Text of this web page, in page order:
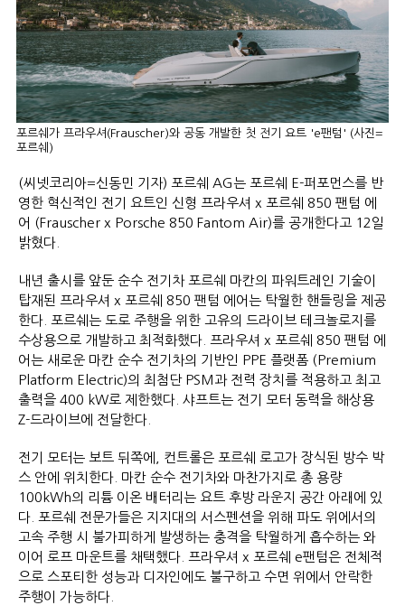
포르쉐가 프라우셔(Frauscher)와 공동 개발한 첫 전기 요트 'e팬텀' (사진=
포르쉐)
(씨넷코리아=신동민 기자) 포르쉐 AG는 포르쉐 E-퍼포먼스를 반
영한 혁신적인 전기 요트인 신형 프라우셔 x 포르쉐 850 팬텀 에
어 (Frauscher x Porsche 850 Fantom Air)를 공개한다고 12일
밝혔다.
내년 출시를 앞둔 순수 전기차 포르쉐 마칸의 파워트레인 기술이
탑재된 프라우셔 x 포르쉐 850 팬텀 에어는 탁월한 핸들링을 제공
한다. 포르쉐는 도로 주행을 위한 고유의 드라이브 테크놀로지를
수상용으로 개발하고 최적화했다. 프라우셔 x 포르쉐 850 팬텀 에
어는 새로운 마칸 순수 전기차의 기반인 PPE 플랫폼 (Premium
Platform Electric)의 최첨단 PSM과 전력 장치를 적용하고 최고
출력을 400 kW로 제한했다. 샤프트는 전기 모터 동력을 해상용
Z-드라이브에 전달한다.
전기 모터는 보트 뒤쪽에, 컨트롤은 포르쉐 로고가 장식된 방수 박
스 안에 위치한다. 마칸 순수 전기차와 마찬가지로 총 용량
100kWh의 리튬 이온 배터리는 요트 후방 라운지 공간 아래에 있
다. 포르쉐 전문가들은 지지대의 서스펜션을 위해 파도 위에서의
고속 주행 시 불가피하게 발생하는 충격을 탁월하게 흡수하는 와
이어 로프 마운트를 채택했다. 프라우셔 x 포르쉐 e팬텀은 전체적
으로 스포티한 성능과 디자인에도 불구하고 수면 위에서 안락한
주행이 가능하다.